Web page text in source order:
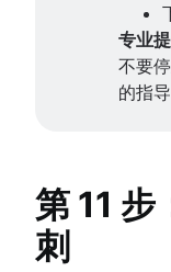
专业
不要
的指
第 11
刺